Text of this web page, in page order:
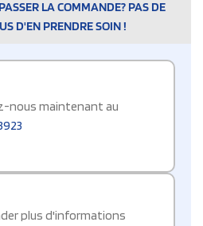
LA COMMANDE? PAS DE
D'EN PRENDRE SOIN !
nous maintenant au
plus d'informations